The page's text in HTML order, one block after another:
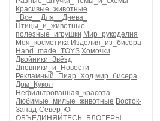
Красивые_животные
_Все__Для__Днева_
Птицы_и_животные
полезные_игрушки Мир_рукоделия
Моя_косметика Изделия_из_бисера
Hand_made_TOYS Хомочки
Двойники_Звёзд
Дневники_и_Новости
Рекламный_Пиар_Ход мир_бисера
Дом_Кукол
Нефильтрованная_красота
Любимые_милые_животные Восток-
Запад-Север-Юг
ОБЪЕДИНЯЙТЕСЬ_БЛОГЕРЫ